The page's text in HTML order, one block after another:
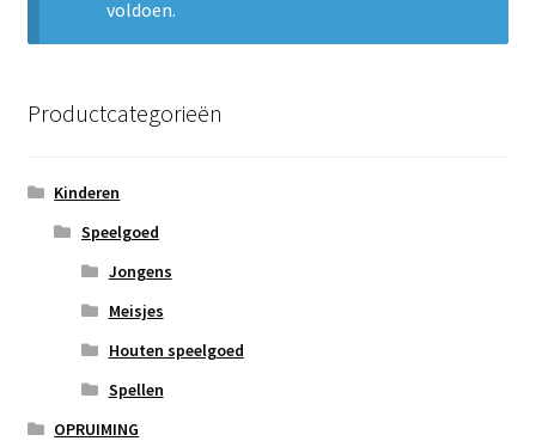
voldoen.
Productcategorieën
Kinderen
Speelgoed
Jongens
Meisjes
Houten speelgoed
Spellen
OPRUIMING